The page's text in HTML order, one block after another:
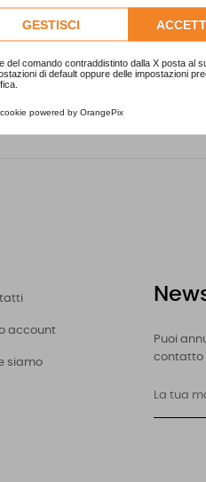
GESTISCI
del comando contraddistinto dalla X posta al
di default oppure delle impostazioni
powered by OrangePix
account
siamo
Puoi
contatto